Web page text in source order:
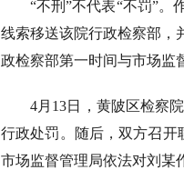
“不刑”不代表“不罚”
线索移送该院行政检察部，
政检察部第一时间与市场监
4月13日，黄陂区检察
行政处罚。随后，双方召开
市场监督管理局依法对刘某